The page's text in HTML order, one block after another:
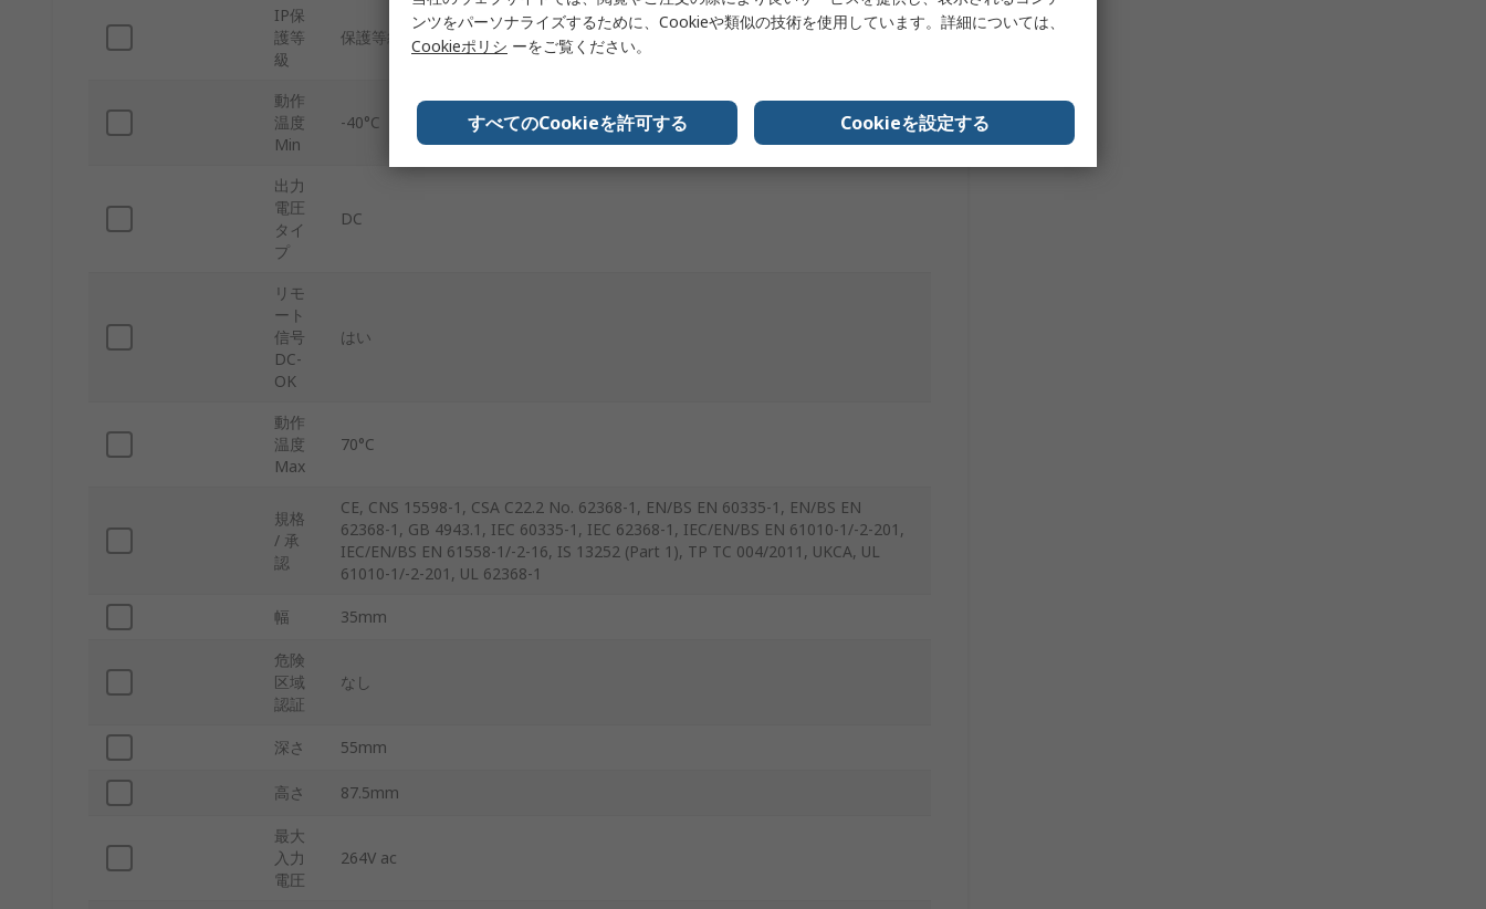
IP保
護等
級
保護等級：IP20
動作
温度
Min
-40°C
出力
電圧
タイ
プ
DC
リモ
ート
信号
DC-
OK
はい
動作
温度
Max
70°C
規格
/ 承
認
CE, CNS 15598-1, CSA C22.2 No. 62368-1, EN/BS EN 60335-1, EN/BS EN
62368-1, GB 4943.1, IEC 60335-1, IEC 62368-1, IEC/EN/BS EN 61010-1/-2-201,
IEC/EN/BS EN 61558-1/-2-16, IS 13252 (Part 1), TP TC 004/2011, UKCA, UL
61010-1/-2-201, UL 62368-1
幅 35mm
危険
区域
認証
なし
深さ 55mm
高さ 87.5mm
最大
入力
電圧
264V ac
ンツをパーソナライズするために、Cookieや類似の技術を使用しています。詳細については、
Cookieポリシ ーをご覧ください。
すべてのCookieを許可する Cookieを設定する